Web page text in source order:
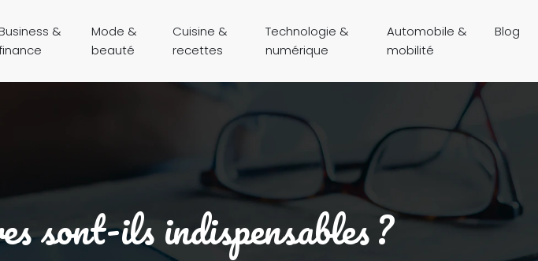
&
Mode &
beauté
Cuisine &
recettes
Technologie &
numérique
Automobile &
mobilité
Blog
sont-ils indispensables ?